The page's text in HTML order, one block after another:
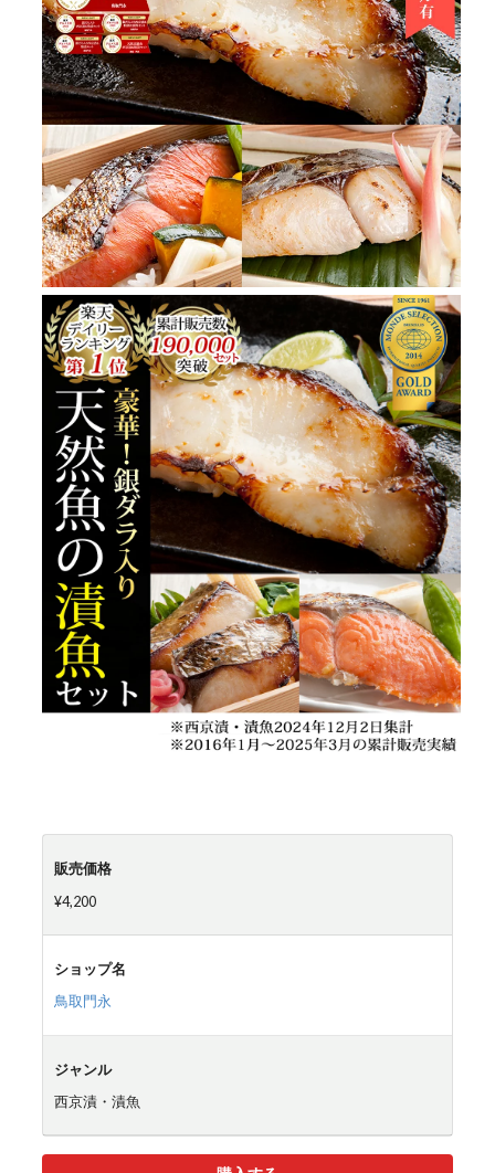
販売価格
¥4,200
ショップ名
鳥取門永
ジャンル
西京漬・漬魚